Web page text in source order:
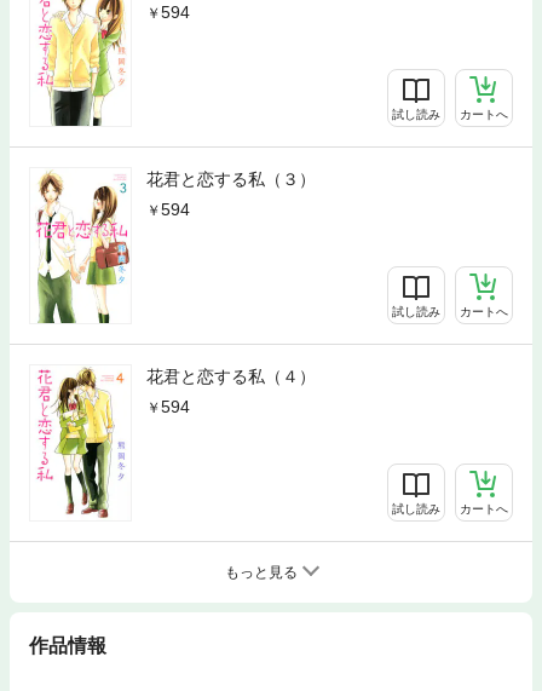
594
試し読み カートへ
花君と恋する私（３）
594
試し読み カートへ
花君と恋する私（４）
594
試し読み カートへ
もっと見る
作品情報